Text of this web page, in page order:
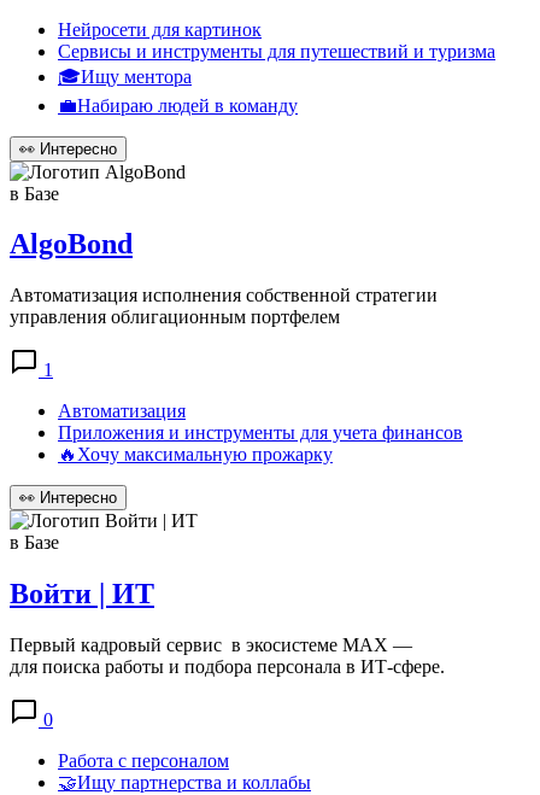
Нейросети для картинок
Сервисы и инструменты для путешествий и туризма
🎓Ищу ментора
💼Набираю людей в команду
👀 Интересно
в Базе
AlgoBond
Автоматизация исполнения собственной стратегии
управления облигационным портфелем
1
Автоматизация
Приложения и инструменты для учета финансов
🔥Хочу максимальную прожарку
👀 Интересно
в Базе
Войти | ИТ
Первый кадровый сервис в экосистеме MAX —
для поиска работы и подбора персонала в ИТ‑сфере.
0
Работа с персоналом
🤝Ищу партнерства и коллабы